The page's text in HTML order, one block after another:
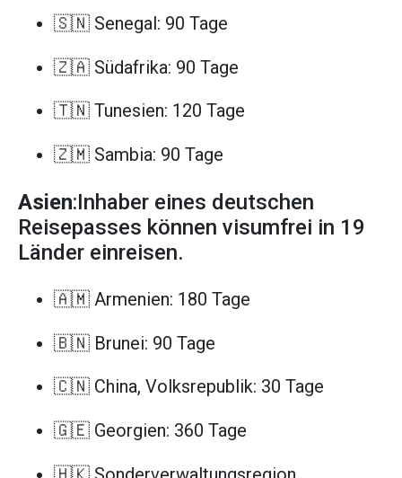
🇸🇳 Senegal: 90 Tage
🇿🇦 Südafrika: 90 Tage
🇹🇳 Tunesien: 120 Tage
🇿🇲 Sambia: 90 Tage
Asien:Inhaber eines deutschen
Reisepasses können visumfrei in 19
Länder einreisen.
🇦🇲 Armenien: 180 Tage
🇧🇳 Brunei: 90 Tage
🇨🇳 China, Volksrepublik: 30 Tage
🇬🇪 Georgien: 360 Tage